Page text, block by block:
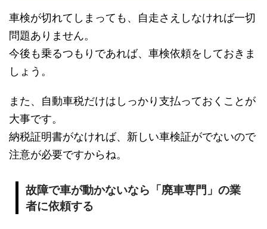
車検が切れてしまっても、自走さえしなければ一切
問題ありません。
今後も乗るつもりであれば、車検依頼をしておきま
しょう。
また、自動車税だけはしっかり支払っておくことが
大事です。
納税証明書がなければ、新しい車検証がでないので
注意が必要ですからね。
故障で車が動かないなら「廃車専門」の業
者に依頼する